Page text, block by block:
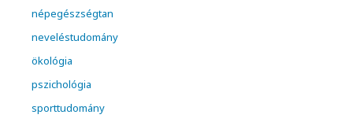
népegészségtan
neveléstudomány
ökológia
pszichológia
sporttudomány